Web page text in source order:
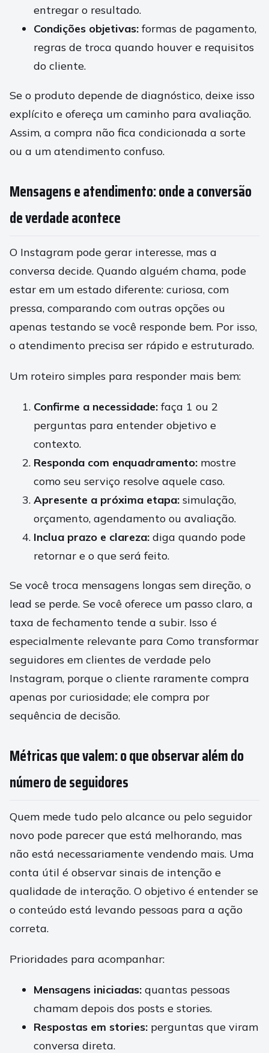
entregar o resultado.
Condições objetivas: formas de pagamento,
regras de troca quando houver e requisitos
do cliente.
Se o produto depende de diagnóstico, deixe isso
explícito e ofereça um caminho para avaliação.
Assim, a compra não fica condicionada a sorte
ou a um atendimento confuso.
Mensagens e atendimento: onde a conversão
de verdade acontece
O Instagram pode gerar interesse, mas a
conversa decide. Quando alguém chama, pode
estar em um estado diferente: curiosa, com
pressa, comparando com outras opções ou
apenas testando se você responde bem. Por isso,
o atendimento precisa ser rápido e estruturado.
Um roteiro simples para responder mais bem:
Confirme a necessidade: faça 1 ou 2
perguntas para entender objetivo e
contexto.
Responda com enquadramento: mostre
como seu serviço resolve aquele caso.
Apresente a próxima etapa: simulação,
orçamento, agendamento ou avaliação.
Inclua prazo e clareza: diga quando pode
retornar e o que será feito.
Se você troca mensagens longas sem direção, o
lead se perde. Se você oferece um passo claro, a
taxa de fechamento tende a subir. Isso é
especialmente relevante para Como transformar
seguidores em clientes de verdade pelo
Instagram, porque o cliente raramente compra
apenas por curiosidade; ele compra por
sequência de decisão.
Métricas que valem: o que observar além do
número de seguidores
Quem mede tudo pelo alcance ou pelo seguidor
novo pode parecer que está melhorando, mas
não está necessariamente vendendo mais. Uma
conta útil é observar sinais de intenção e
qualidade de interação. O objetivo é entender se
o conteúdo está levando pessoas para a ação
correta.
Prioridades para acompanhar:
Mensagens iniciadas: quantas pessoas
chamam depois dos posts e stories.
Respostas em stories: perguntas que viram
conversa direta.